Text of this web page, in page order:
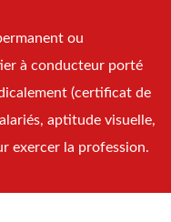
ou
à conducteur porté
(certificat de
aptitude visuelle,
exercer la profession.